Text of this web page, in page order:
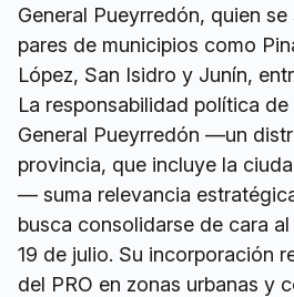
General Pueyrredón, quien
pares de municipios como
López, San Isidro y Junín,
La responsabilidad política
General Pueyrredón —un
provincia, que incluye la
— suma relevancia
busca consolidarse de cara
19 de julio. Su incorporación
del PRO en zonas urbanas y